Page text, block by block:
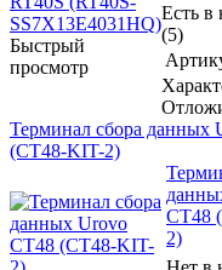
Быстрый
просмотр
Есть в
(5)
Терминал сбора данных
(CT48-KIT-2)
CT48
2)